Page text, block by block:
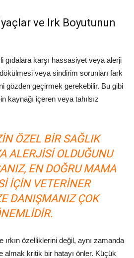
ve Irk Boyutunun
gıdalara karşı hassasiyet veya alerji
veya sindirim sorunları fark
gözden geçirmek gerekebilir. Bu gibi
kaynağı içeren veya tahılsız
ÖZEL BIR SAĞLIK
ALERJISI OLDUĞUNU
EN DOĞRU MAMA
IÇIN VETERINER
DANIŞMANIZ ÇOK
özelliklerini değil, aynı zamanda
almak kritik bir hatayı önler. Küçük